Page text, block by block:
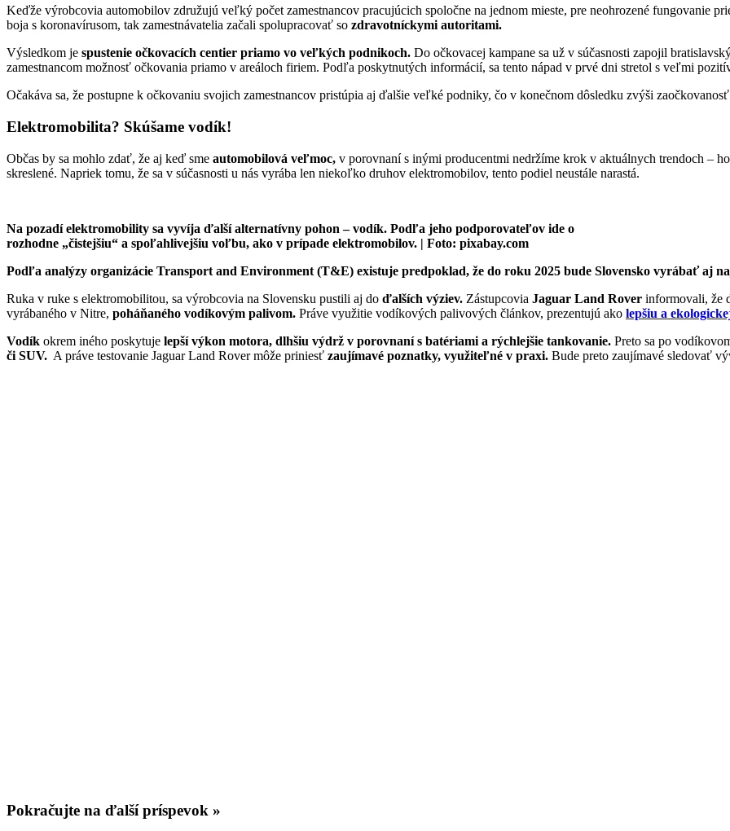
Keďže výrobcovia automobilov združujú veľký počet zamestnancov pracujúcich spoločne na jednom mieste, pre neohrozené fungovanie
boja s koronavírusom, tak zamestnávatelia začali spolupracovať so zdravotníckymi autoritami.
Výsledkom je spustenie očkovacích centier priamo vo veľkých podnikoch. Do očkovacej kampane sa už v súčasnosti zapojil
zamestnancom možnosť očkovania priamo v areáloch firiem. Podľa poskytnutých informácií, sa tento nápad v prvé dni stretol s veľmi
Očakáva sa, že postupne k očkovaniu svojich zamestnancov pristúpia aj ďalšie veľké podniky, čo v konečnom dôsledku zvýši
Elektromobilita? Skúšame vodík!
Občas by sa mohlo zdať, že aj keď sme automobilová veľmoc, v porovnaní s inými producentmi nedržíme krok v aktuálnych trendoch –
skreslené. Napriek tomu, že sa v súčasnosti u nás vyrába len niekoľko druhov elektromobilov, tento podiel neustále narastá.
Na pozadí elektromobility sa vyvíja ďalší alternatívny pohon – vodík. Podľa jeho podporovateľov ide o
rozhodne „čistejšiu“ a spoľahlivejšiu voľbu, ako v prípade elektromobilov. | Foto: pixabay.com
Podľa analýzy organizácie Transport and Environment (T&E) existuje predpoklad, že do roku 2025 bude Slovensko vyrábať aj
Ruka v ruke s elektromobilitou, sa výrobcovia na Slovensku pustili aj do ďalších výziev. Zástupcovia Jaguar Land Rover informovali, že
vyrábaného v Nitre, poháňaného vodíkovým palivom. Práve využitie vodíkových palivových článkov, prezentujú ako lepšiu a
Vodík okrem iného poskytuje lepší výkon motora, dlhšiu výdrž v porovnaní s batériami a rýchlejšie tankovanie. Preto sa po
či SUV. A práve testovanie Jaguar Land Rover môže priniesť zaujímavé poznatky, využiteľné v praxi. Bude preto zaujímavé sledovať
Pokračujte na ďalší príspevok »